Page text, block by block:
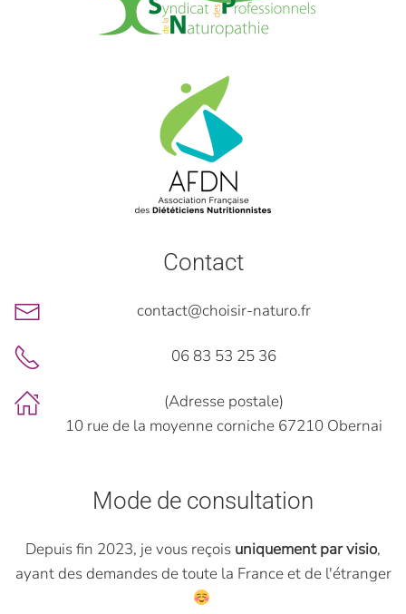
Contact
contact@choisir-naturo.fr
06 83 53 25 36
(Adresse postale)
10 rue de la moyenne corniche 67210 Obernai
Mode de consultation
Depuis fin 2023, je vous reçois uniquement par visio,
ayant des demandes de toute la France et de l'étranger